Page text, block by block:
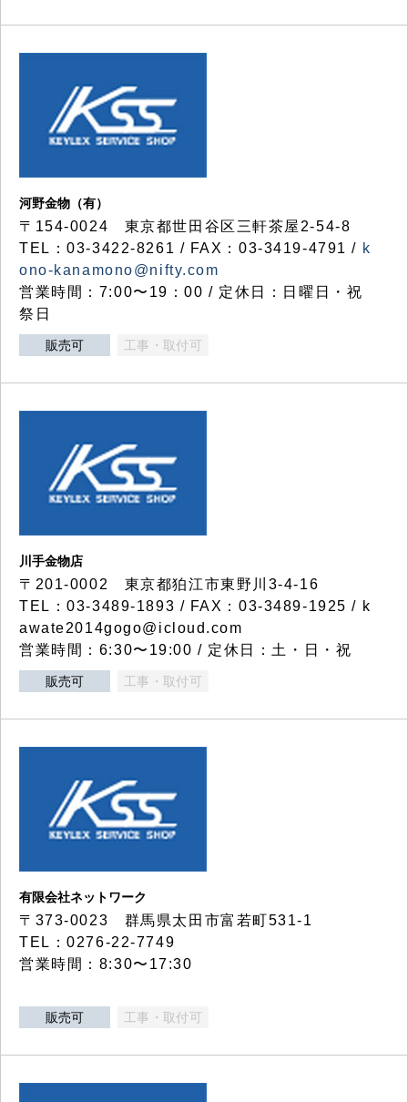
河野金物（有）
〒154-0024 東京都世田谷区三軒茶屋2-54-8
TEL：03-3422-8261 / FAX：03-3419-4791 / k
ono-kanamono@nifty.com
営業時間：7:00〜19：00 / 定休日：日曜日・祝
祭日
販売可 工事・取付可
川手金物店
〒201-0002 東京都狛江市東野川3-4-16
TEL：03-3489-1893 / FAX：03-3489-1925 / k
awate2014gogo@icloud.com
営業時間：6:30〜19:00 / 定休日：土・日・祝
販売可 工事・取付可
有限会社ネットワーク
〒373-0023 群馬県太田市富若町531-1
TEL：0276-22-7749
営業時間：8:30〜17:30
販売可 工事・取付可